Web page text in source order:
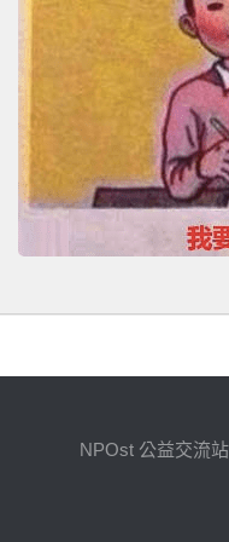
NPOst 公益交流